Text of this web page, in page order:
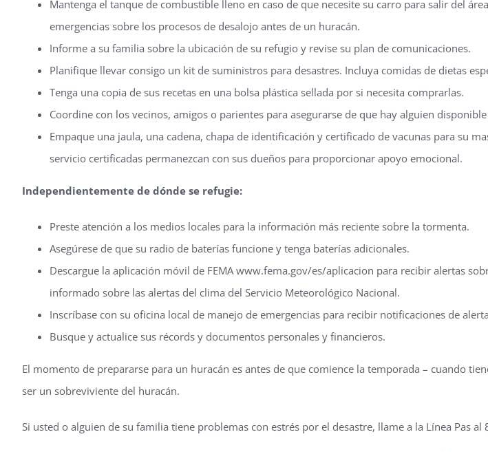
Mantenga el tanque de combustible lleno en caso de que necesite su carro para salir del
emergencias sobre los procesos de desalojo antes de un huracán.
Informe a su familia sobre la ubicación de su refugio y revise su plan de comunicaciones.
Planifique llevar consigo un kit de suministros para desastres. Incluya comidas de dietas
Tenga una copia de sus recetas en una bolsa plástica sellada por si necesita comprarlas.
Coordine con los vecinos, amigos o parientes para asegurarse de que hay alguien
Empaque una jaula, una cadena, chapa de identificación y certificado de vacunas para su
servicio certificadas permanezcan con sus dueños para proporcionar apoyo emocional.
Independientemente de dónde se refugie:
Preste atención a los medios locales para la información más reciente sobre la tormenta.
Asegúrese de que su radio de baterías funcione y tenga baterías adicionales.
Descargue la aplicación móvil de FEMA www.fema.gov/es/aplicacion para recibir alertas
informado sobre las alertas del clima del Servicio Meteorológico Nacional.
Inscríbase con su oficina local de manejo de emergencias para recibir notificaciones de
Busque y actualice sus récords y documentos personales y financieros.
El momento de prepararse para un huracán es antes de que comience la temporada – cuando
ser un sobreviviente del huracán.
Si usted o alguien de su familia tiene problemas con estrés por el desastre, llame a la Línea Pas